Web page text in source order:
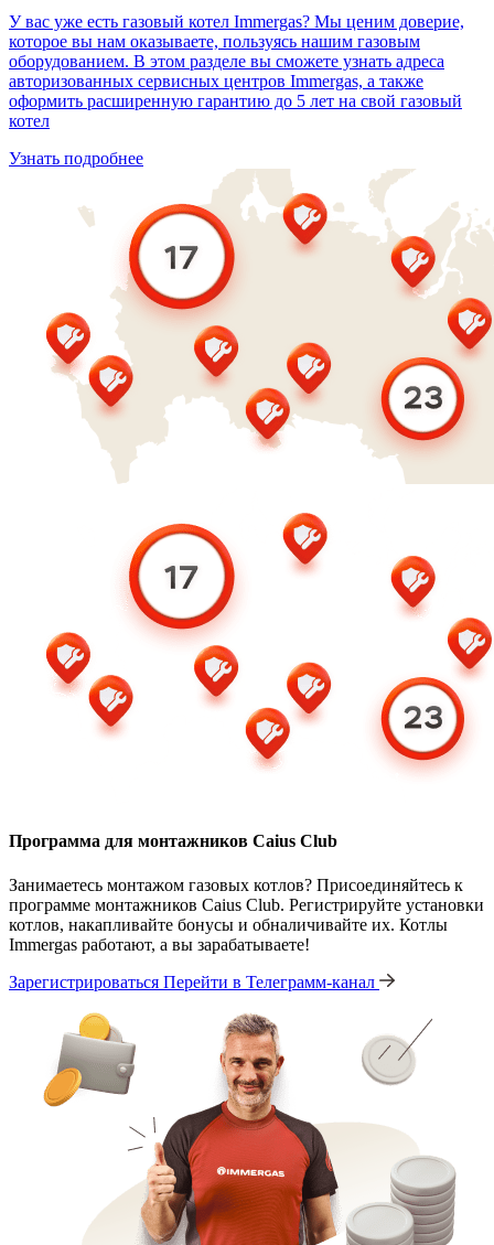
У вас уже есть газовый котел Immergas? Мы ценим доверие,
которое вы нам оказываете, пользуясь нашим газовым
оборудованием. В этом разделе вы сможете узнать адреса
авторизованных сервисных центров Immergas, а также
оформить расширенную гарантию до 5 лет на свой газовый
котел
Узнать подробнее
Программа для монтажников Caius Club
Занимаетесь монтажом газовых котлов? Присоединяйтесь к
программе монтажников Caius Club. Регистрируйте установки
котлов, накапливайте бонусы и обналичивайте их. Котлы
Immergas работают, а вы зарабатываете!
Зарегистрироваться Перейти в Телеграмм-канал